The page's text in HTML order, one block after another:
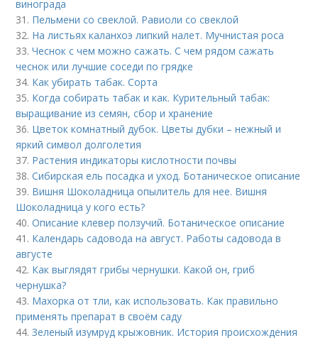
винограда
31. Пельмени со свеклой. Равиоли со свеклой
32. На листьях каланхоэ липкий налет. Мучнистая роса
33.Чеснок с чем можно сажать. С чем рядом сажать
чеснок или лучшие соседи по грядке
34. Как убирать табак. Сорта
35. Когда собирать табак и как. Курительный табак:
выращивание из семян, сбор и хранение
36. Цветок комнатный дубок. Цветы дубки – нежный и
яркий символ долголетия
37. Растения индикаторы кислотности почвы
38.Сибирская ель посадка и уход. Ботаническое описание
39. Вишня Шоколадница опылитель для нее. Вишня
Шоколадница у кого есть?
40.Описание клевер ползучий. Ботаническое описание
41. Календарь садовода на август. Работы садовода в
августе
42. Как выглядят грибы чернушки. Какой он, гриб
чернушка?
43. Махорка от тли, как использовать. Как правильно
применять препарат в своём саду
44.Зеленый изумруд крыжовник. История происхождения